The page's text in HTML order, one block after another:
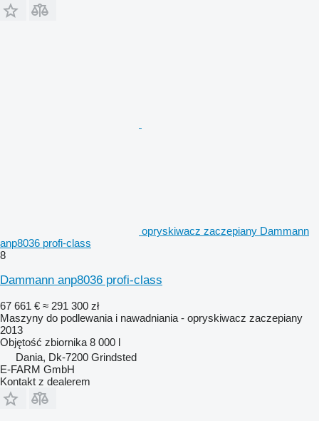
opryskiwacz zaczepiany Dammann
anp8036 profi-class
8
Dammann anp8036 profi-class
67 661 € ≈ 291 300 zł
Maszyny do podlewania i nawadniania - opryskiwacz zaczepiany
2013
Objętość zbiornika 8 000 l
Dania, Dk-7200 Grindsted
E-FARM GmbH
Kontakt z dealerem